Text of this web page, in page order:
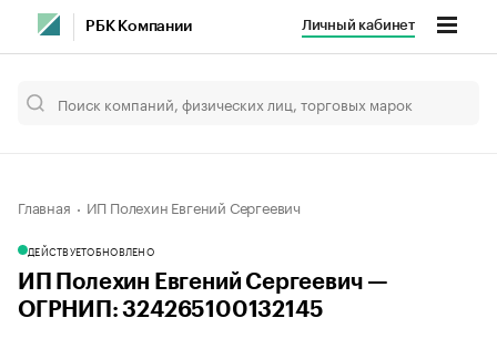
РБК Компании Личный кабинет
Главная ИП Полехин Евгений Сергеевич
ДЕЙСТВУЕТОБНОВЛЕНО
ИП Полехин Евгений Сергеевич —
ОГРНИП: 324265100132145